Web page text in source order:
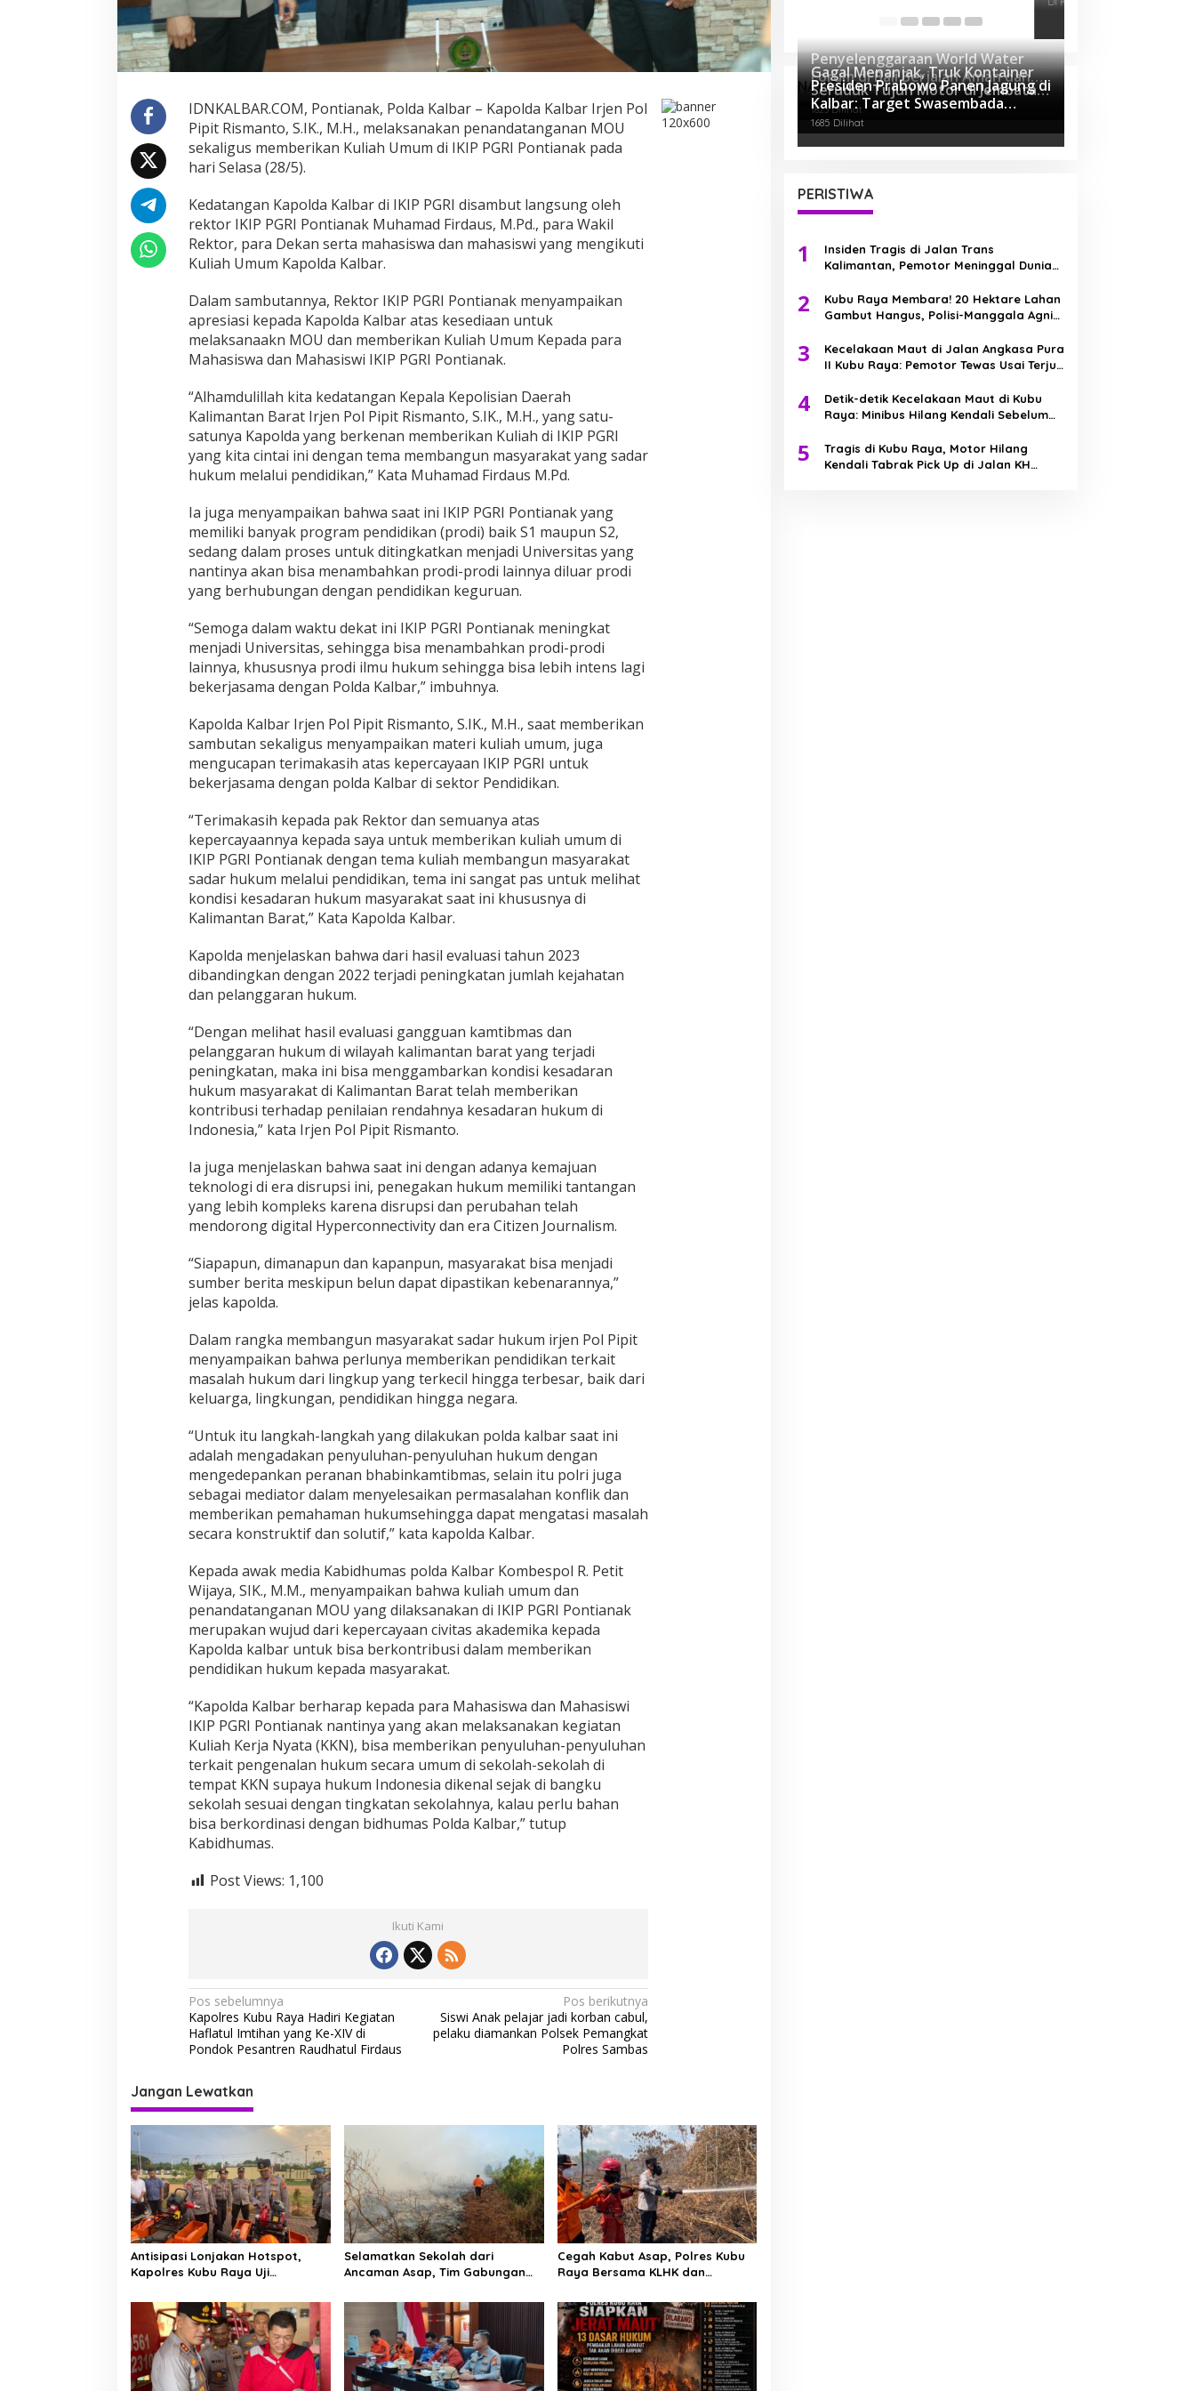
p
d
a
a
l
b
a
r
a
n
d
a
t
n
g
a
n
i
O
U
d
a
n
M
b
e
r
i
k
a
M
a
t
r
K
u
l
a
U
m
u
d
i
I
P
G
I
P
n
t
i
a
a
k
IDNKALBAR.COM, Pontianak, Polda Kalbar – Kapolda Kalbar Irjen Pol
Pipit Rismanto, S.IK., M.H., melaksanakan penandatanganan MOU
sekaligus memberikan Kuliah Umum di IKIP PGRI Pontianak pada
hari Selasa (28/5).
Kedatangan Kapolda Kalbar di IKIP PGRI disambut langsung oleh
rektor IKIP PGRI Pontianak Muhamad Firdaus, M.Pd., para Wakil
Rektor, para Dekan serta mahasiswa dan mahasiswi yang mengikuti
Kuliah Umum Kapolda Kalbar.
Dalam sambutannya, Rektor IKIP PGRI Pontianak menyampaikan
apresiasi kepada Kapolda Kalbar atas kesediaan untuk
melaksanaakn MOU dan memberikan Kuliah Umum Kepada para
Mahasiswa dan Mahasiswi IKIP PGRI Pontianak.
“Alhamdulillah kita kedatangan Kepala Kepolisian Daerah
Kalimantan Barat Irjen Pol Pipit Rismanto, S.IK., M.H., yang satu-
satunya Kapolda yang berkenan memberikan Kuliah di IKIP PGRI
yang kita cintai ini dengan tema membangun masyarakat yang sadar
hukum melalui pendidikan,” Kata Muhamad Firdaus M.Pd.
Ia juga menyampaikan bahwa saat ini IKIP PGRI Pontianak yang
memiliki banyak program pendidikan (prodi) baik S1 maupun S2,
sedang dalam proses untuk ditingkatkan menjadi Universitas yang
nantinya akan bisa menambahkan prodi-prodi lainnya diluar prodi
yang berhubungan dengan pendidikan keguruan.
“Semoga dalam waktu dekat ini IKIP PGRI Pontianak meningkat
menjadi Universitas, sehingga bisa menambahkan prodi-prodi
lainnya, khususnya prodi ilmu hukum sehingga bisa lebih intens lagi
bekerjasama dengan Polda Kalbar,” imbuhnya.
Kapolda Kalbar Irjen Pol Pipit Rismanto, S.IK., M.H., saat memberikan
sambutan sekaligus menyampaikan materi kuliah umum, juga
mengucapan terimakasih atas kepercayaan IKIP PGRI untuk
bekerjasama dengan polda Kalbar di sektor Pendidikan.
“Terimakasih kepada pak Rektor dan semuanya atas
kepercayaannya kepada saya untuk memberikan kuliah umum di
IKIP PGRI Pontianak dengan tema kuliah membangun masyarakat
sadar hukum melalui pendidikan, tema ini sangat pas untuk melihat
kondisi kesadaran hukum masyarakat saat ini khususnya di
Kalimantan Barat,” Kata Kapolda Kalbar.
Kapolda menjelaskan bahwa dari hasil evaluasi tahun 2023
dibandingkan dengan 2022 terjadi peningkatan jumlah kejahatan
dan pelanggaran hukum.
“Dengan melihat hasil evaluasi gangguan kamtibmas dan
pelanggaran hukum di wilayah kalimantan barat yang terjadi
peningkatan, maka ini bisa menggambarkan kondisi kesadaran
hukum masyarakat di Kalimantan Barat telah memberikan
kontribusi terhadap penilaian rendahnya kesadaran hukum di
Indonesia,” kata Irjen Pol Pipit Rismanto.
Ia juga menjelaskan bahwa saat ini dengan adanya kemajuan
teknologi di era disrupsi ini, penegakan hukum memiliki tantangan
yang lebih kompleks karena disrupsi dan perubahan telah
mendorong digital Hyperconnectivity dan era Citizen Journalism.
“Siapapun, dimanapun dan kapanpun, masyarakat bisa menjadi
sumber berita meskipun belun dapat dipastikan kebenarannya,”
jelas kapolda.
Dalam rangka membangun masyarakat sadar hukum irjen Pol Pipit
menyampaikan bahwa perlunya memberikan pendidikan terkait
masalah hukum dari lingkup yang terkecil hingga terbesar, baik dari
keluarga, lingkungan, pendidikan hingga negara.
“Untuk itu langkah-langkah yang dilakukan polda kalbar saat ini
adalah mengadakan penyuluhan-penyuluhan hukum dengan
mengedepankan peranan bhabinkamtibmas, selain itu polri juga
sebagai mediator dalam menyelesaikan permasalahan konflik dan
memberikan pemahaman hukumsehingga dapat mengatasi masalah
secara konstruktif dan solutif,” kata kapolda Kalbar.
Kepada awak media Kabidhumas polda Kalbar Kombespol R. Petit
Wijaya, SIK., M.M., menyampaikan bahwa kuliah umum dan
penandatanganan MOU yang dilaksanakan di IKIP PGRI Pontianak
merupakan wujud dari kepercayaan civitas akademika kepada
Kapolda kalbar untuk bisa berkontribusi dalam memberikan
pendidikan hukum kepada masyarakat.
“Kapolda Kalbar berharap kepada para Mahasiswa dan Mahasiswi
IKIP PGRI Pontianak nantinya yang akan melaksanakan kegiatan
Kuliah Kerja Nyata (KKN), bisa memberikan penyuluhan-penyuluhan
terkait pengenalan hukum secara umum di sekolah-sekolah di
tempat KKN supaya hukum Indonesia dikenal sejak di bangku
sekolah sesuai dengan tingkatan sekolahnya, kalau perlu bahan
bisa berkordinasi dengan bidhumas Polda Kalbar,” tutup
Kabidhumas.
Post Views: 1,100
Ikuti Kami
N
a
v
i
g
a
s
i
p
o
s
Pos sebelumnya
Kapolres Kubu Raya Hadiri Kegiatan
Haflatul Imtihan yang Ke-XIV di
Pondok Pesantren Raudhatul Firdaus
Pos berikutnya
Siswi Anak pelajar jadi korban cabul,
pelaku diamankan Polsek Pemangkat
Polres Sambas
Jangan Lewatkan
Antisipasi Lonjakan Hotspot,
Kapolres Kubu Raya Uji
Karhutla
Selamatkan Sekolah dari
Ancaman Asap, Tim Gabungan
Limbung Kubu Raya
Cegah Kabut Asap, Polres Kubu
Raya Bersama KLHK dan
Karhutla
NASIONAL
Penyelenggaraan World Water
Forum di Bali Berjalan Aman dan
Sukses, Polri Ucapkan Terima
Kasih
5127 Dilihat
Gagal Menanjak, Truk Kontainer
Seruduk Tujuh Motor di Jembatan
Kapuas II
1823 Dilihat
Presiden Prabowo Panen Jagung di
Kalbar: Target Swasembada
Pangan Dimulai dari Sini!
1685 Dilihat
PERISTIWA
1
Insiden Tragis di Jalan Trans
Kalimantan, Pemotor Meninggal Dunia
2
Kubu Raya Membara! 20 Hektare Lahan
Gambut Hangus, Polisi-Manggala Agni
3
Kecelakaan Maut di Jalan Angkasa Pura
II Kubu Raya: Pemotor Tewas Usai Terjun
4
Detik-detik Kecelakaan Maut di Kubu
Raya: Minibus Hilang Kendali Sebelum
5
Tragis di Kubu Raya, Motor Hilang
Kendali Tabrak Pick Up di Jalan KH